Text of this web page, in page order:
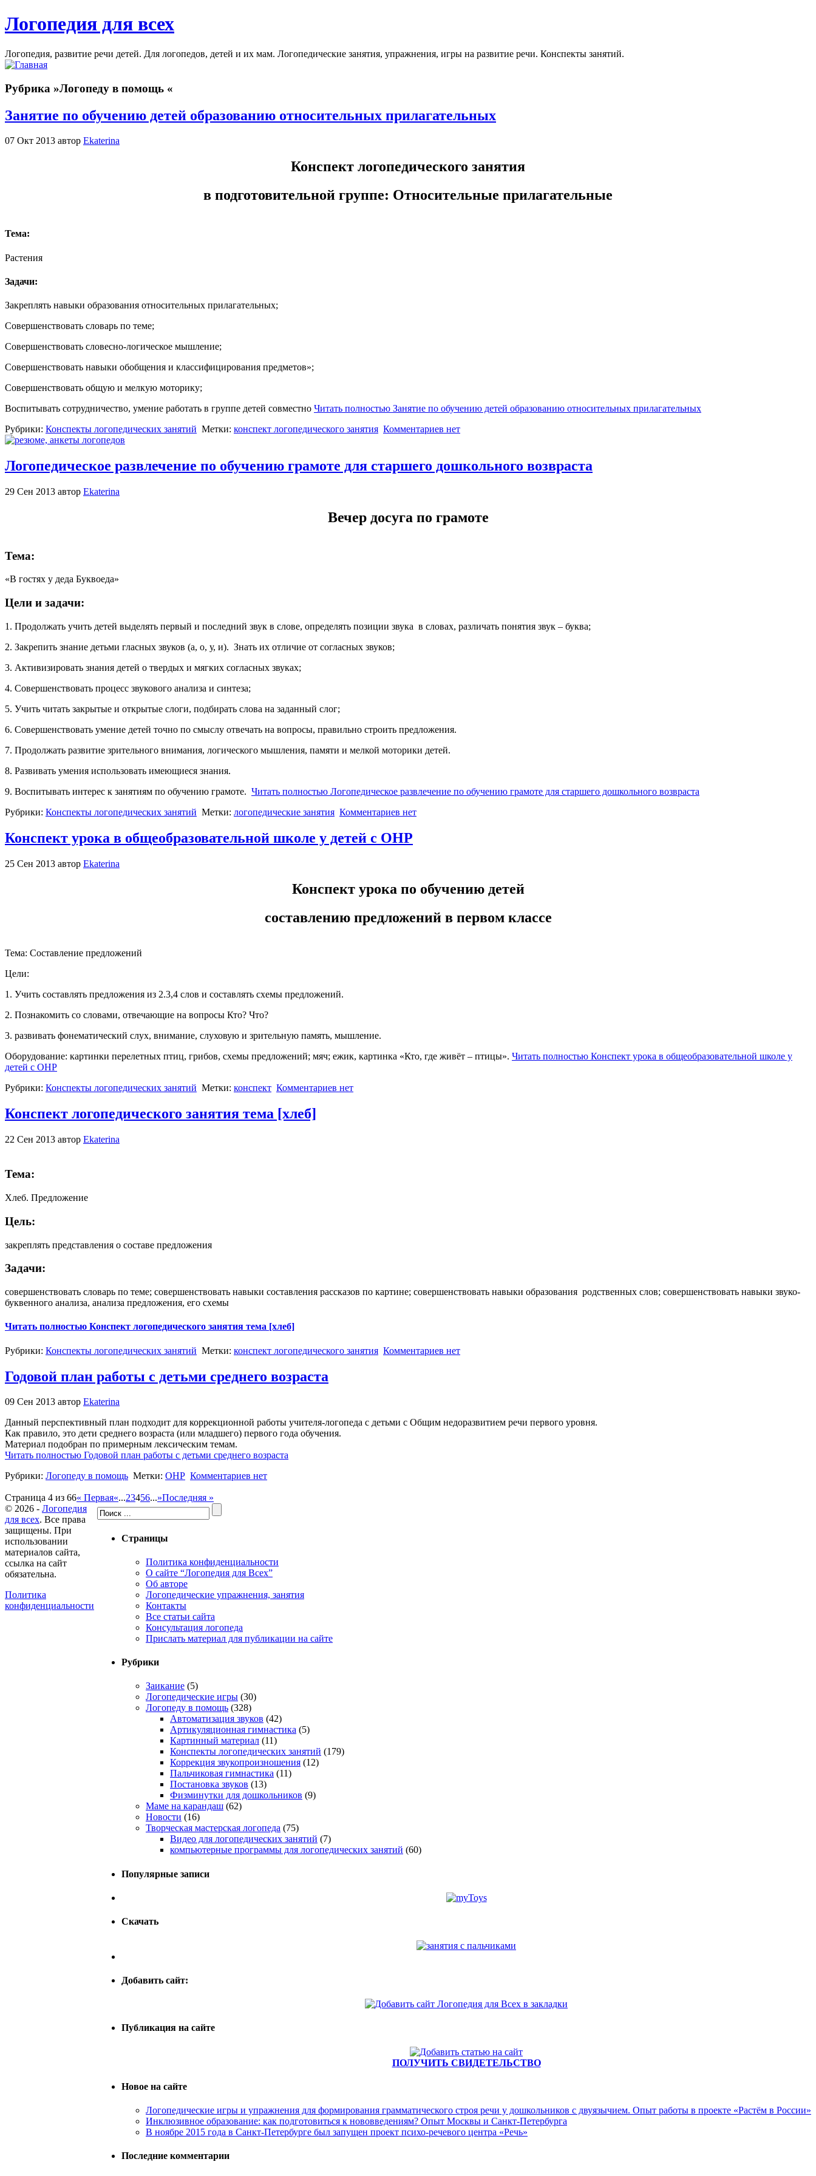
Логопедия для всех
Логопедия, развитие речи детей. Для логопедов, детей и их мам. Логопедические занятия, упражнения, игры на развитие речи. Конспекты занятий.
Рубрика »Логопеду в помощь «
Занятие по обучению детей образованию относительных прилагательных
07 Окт 2013 автор Ekaterina
Конспект логопедического занятия
в подготовительной группе: Относительные прилагательные
Тема:
Растения
Задачи:
Закреплять навыки образования относительных прилагательных;
Совершенствовать словарь по теме;
Совершенствовать словесно-логическое мышление;
Совершенствовать навыки обобщения и классифицирования предметов»;
Совершенствовать общую и мелкую моторику;
Воспитывать сотрудничество, умение работать в группе детей совместно Читать полностью Занятие по обучению детей образованию относительных прилагательных
Рубрики: Конспекты логопедических занятий Метки: конспект логопедического занятия Комментариев нет
Логопедическое развлечение по обучению грамоте для старшего дошкольного возвраста
29 Сен 2013 автор Ekaterina
Вечер досуга по грамоте
Тема:
«В гостях у деда Буквоеда»
Цели и задачи:
1. Продолжать учить детей выделять первый и последний звук в слове, определять позиции звука в словах, различать понятия звук – буква;
2. Закрепить знание детьми гласных звуков (а, о, у, и). Знать их отличие от согласных звуков;
3. Активизировать знания детей о твердых и мягких согласных звуках;
4. Совершенствовать процесс звукового анализа и синтеза;
5. Учить читать закрытые и открытые слоги, подбирать слова на заданный слог;
6. Совершенствовать умение детей точно по смыслу отвечать на вопросы, правильно строить предложения.
7. Продолжать развитие зрительного внимания, логического мышления, памяти и мелкой моторики детей.
8. Развивать умения использовать имеющиеся знания.
9. Воспитывать интерес к занятиям по обучению грамоте. Читать полностью Логопедическое развлечение по обучению грамоте для старшего дошкольного возвраста
Рубрики: Конспекты логопедических занятий Метки: логопедические занятия Комментариев нет
Конспект урока в общеобразовательной школе у детей с ОНР
25 Сен 2013 автор Ekaterina
Конспект урока по обучению детей
составлению предложений в первом классе
Тема: Составление предложений
Цели:
1. Учить составлять предложения из 2.3,4 слов и составлять схемы предложений.
2. Познакомить со словами, отвечающие на вопросы Кто? Что?
3. развивать фонематический слух, внимание, слуховую и зрительную память, мышление.
Оборудование: картинки перелетных птиц, грибов, схемы предложений; мяч; ежик, картинка «Кто, где живёт – птицы». Читать полностью Конспект урока в общеобразовательной школе у
детей с ОНР
Рубрики: Конспекты логопедических занятий Метки: конспект Комментариев нет
Конспект логопедического занятия тема [хлеб]
22 Сен 2013 автор Ekaterina
Тема:
Хлеб. Предложение
Цель:
закреплять представления о составе предложения
Задачи:
совершенствовать словарь по теме; совершенствовать навыки составления рассказов по картине; совершенствовать навыки образования родственных слов; совершенствовать навыки звуко-
буквенного анализа, анализа предложения, его схемы
Читать полностью Конспект логопедического занятия тема [хлеб]
Рубрики: Конспекты логопедических занятий Метки: конспект логопедического занятия Комментариев нет
Годовой план работы с детьми среднего возраста
09 Сен 2013 автор Ekaterina
Данный перспективный план подходит для коррекционной работы учителя-логопеда с детьми с Общим недоразвитием речи первого уровня.
Как правило, это дети среднего возраста (или младшего) первого года обучения.
Материал подобран по примерным лексическим темам.
Читать полностью Годовой план работы с детьми среднего возраста
Рубрики: Логопеду в помощь Метки: ОНР Комментариев нет
Страница 4 из 66« Первая«...23456...»Последняя »
Страницы
Политика конфиденциальности
О сайте “Логопедия для Всех”
Об авторе
Логопедические упражнения, занятия
Контакты
Все статьи сайта
Консультация логопеда
Прислать материал для публикации на сайте
Рубрики
Заикание (5)
Логопедические игры (30)
Логопеду в помощь (328)
Автоматизация звуков (42)
Артикуляционная гимнастика (5)
Картинный материал (11)
Конспекты логопедических занятий (179)
Коррекция звукопроизношения (12)
Пальчиковая гимнастика (11)
Постановка звуков (13)
Физминутки для дошкольников (9)
Маме на карандаш (62)
Новости (16)
Творческая мастерская логопеда (75)
Видео для логопедических занятий (7)
компьютерные программы для логопедических занятий (60)
Популярные записи
Скачать
Добавить сайт:
Публикация на сайте
ПОЛУЧИТЬ СВИДЕТЕЛЬСТВО
Новое на сайте
Логопедические игры и упражнения для формирования грамматического строя речи у дошкольников с двуязычием. Опыт работы в проекте «Растём в России»
Инклюзивное образование: как подготовиться к нововведениям? Опыт Москвы и Санкт-Петербурга
В ноябре 2015 года в Санкт-Петербурге был запущен проект психо-речевого центра «Речь»
Последние комментарии
© 2026 - Логопедия
для всех. Все права
защищены. При
использовании
материалов сайта,
ссылка на сайт
обязательна.
Политика
конфиденциальности